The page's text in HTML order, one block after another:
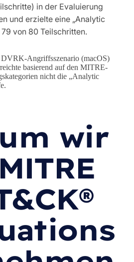
in der Evaluierung
und erzielte eine „Analytic
von 80 Teilschritten.
Angriffsszenario (macOS)
basierend auf den MITRE-
nicht die „Analytic
wir